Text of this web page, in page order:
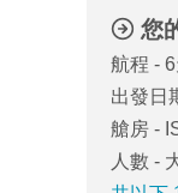
您
航程 -
出發日
艙房 -
人數 -